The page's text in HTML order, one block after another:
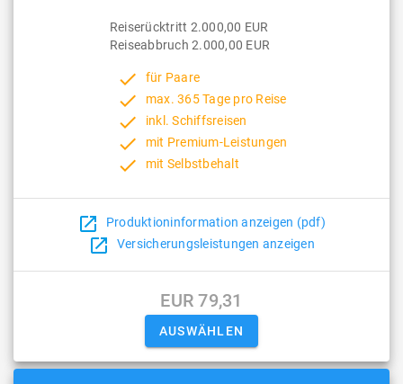
Reiserücktritt 2.000,00 EUR
Reiseabbruch 2.000,00 EUR
done für Paare
done max. 365 Tage pro Reise
done inkl. Schiffsreisen
done mit Premium-Leistungen
done mit Selbstbehalt
open_in_new Produktioninformation anzeigen (pdf)
open_in_new Versicherungsleistungen anzeigen
EUR 79,31